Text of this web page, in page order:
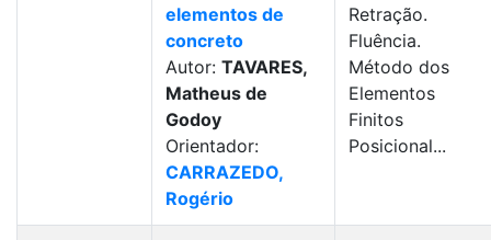
elementos de
concreto
Autor: TAVARES,
Matheus de
Godoy
Orientador:
CARRAZEDO,
Rogério
Retração.
Fluência.
Método dos
Elementos
Finitos
Posicional...